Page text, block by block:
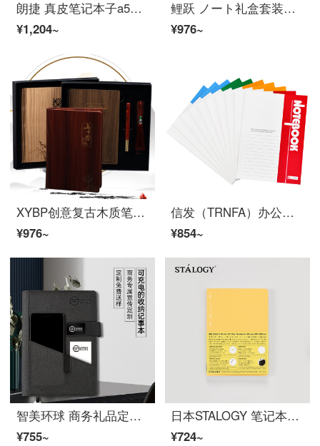
朗捷 真皮笔记本子a5活页本牛皮记事本b5笔记本子文具可拆卸日记本子皮面本礼盒包装可定制logo a5-黑色（礼盒装）
¥1,204~
鲤跃 ノート礼盒套装文具本子定制商务本子a5随手礼国潮锦鲤实用会议纪念品商务礼品公司活动伴手礼送客户 蓝：数显杯+檀木笔+ノート+黑胶雨伞/四件套
¥976~
XYBP创意复古木质笔记本子中国风记事本多功能日记本礼盒套装签字笔红木书签旅行办公礼品定制(上善若水）
¥976~
信发（TRNFA）办公记事本 50本装 30张B5无线装订本笔记本子/软抄本/日记本 颜色混装
¥854~
智美环球 商务礼品定制多功能笔记本充电记事本商务A5活页会议电源本套装定制logo 黑扣长线8千电源-黑色
¥755~
日本STALOGY 笔记本子记事本日记本手帐自填日期方格本192页半年册 B6 黄色
¥724~